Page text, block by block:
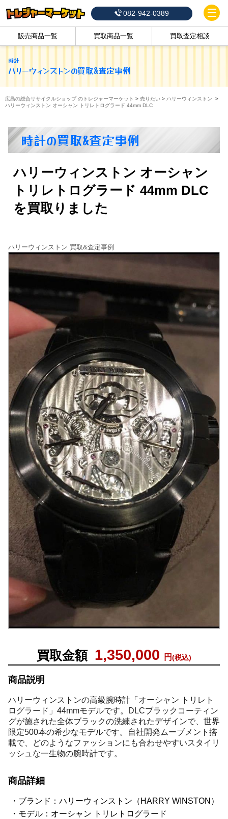
082-942-0389
販売商品一覧 買取商品一覧 買取査定相談
時計
ハリーウィンストンの買取&査定事例
広島の総合リサイクルショップ のトレジャーマーケット > 売りたい > ハリーウィンストン
>
ハリーウィンストン オーシャン トリレトログラード 44mm DLC
時計の買取&査定事例
ハリーウィンストン オーシャン
トリレトログラード 44mm DLC
を買取りました
買取金額 1,350,000 円(税込)
商品説明
ハリーウィンストンの高級腕時計「オーシャン トリレト
ログラード」44mmモデルです。DLCブラックコーティン
グが施された全体ブラックの洗練されたデザインで、世界
限定500本の希少なモデルです。自社開発ムーブメント搭
載で、どのようなファッションにも合わせやすいスタイリ
ッシュな一生物の腕時計です。
商品詳細
ブランド：ハリーウィンストン（HARRY WINSTON）
モデル：オーシャン トリレトログラード
ハリーウィンストン 買取&査定事例